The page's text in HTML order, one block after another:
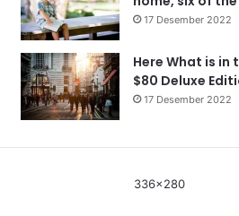
17 Desember 2022
Here What is in
$80 Deluxe
17 Desember 2022
336x280